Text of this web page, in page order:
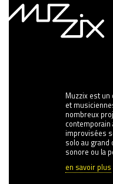
Muzzix est
et
nombreux
improvisées
solo au grand
sonore ou la
en savoir plus